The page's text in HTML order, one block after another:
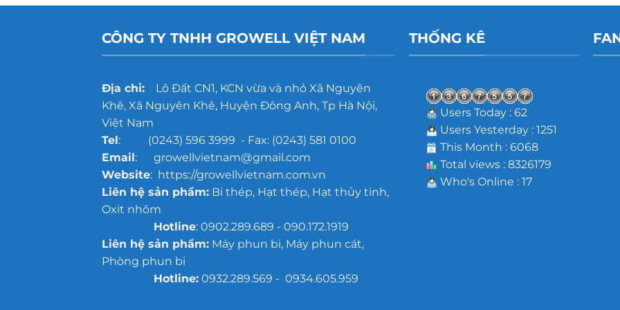
CÔNG TY TNHH GROWELL VIỆT NAM
Địa chỉ:Lô Đất CN1, KCN vừa và nhỏ Xã Nguyên
Khê, Xã Nguyên Khê, Huyện Đông Anh, Tp Hà Nội,
Việt Nam
Tel: (0243) 596 3999 - Fax: (0243) 581 0100
Email: growellvietnam@gmail.com
Website: https://growellvietnam.com.vn
Liên hệ sản phẩm:Bi thép, Hạt thép, Hạt thủy tinh,
Oxit nhôm
Hotline: 0902.289.689 - 090.172.1919
Liên hệ sản phẩm:Máy phun bi, Máy phun cát,
Phòng phun bi
Hotline:0932.289.569 - 0934.605.959
THỐNG KÊ
Users Today : 62
Users Yesterday : 1251
This Month : 6068
Total views : 8326179
Who's Online : 17